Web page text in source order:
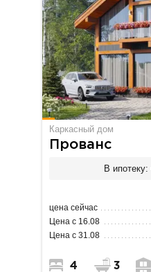
Каркасный дом
Прованс
В ипотеку:
цена сейчас
Цена с 16.08
Цена с 31.08
4 3